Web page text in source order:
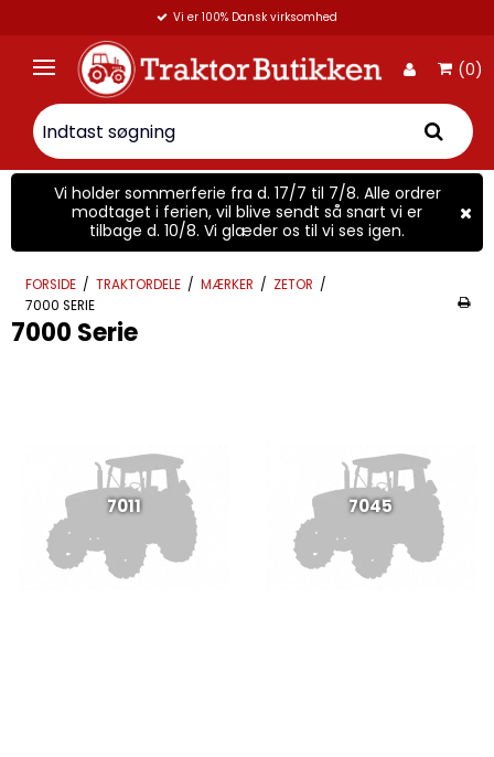
Vi er 100% Dansk virksomhed
(0)
Vi holder sommerferie fra d. 17/7 til 7/8. Alle ordrer
modtaget i ferien, vil blive sendt så snart vi er
tilbage d. 10/8. Vi glæder os til vi ses igen.
FORSIDE / TRAKTORDELE / MÆRKER / ZETOR /
7000 SERIE
7000 Serie
7011 7045